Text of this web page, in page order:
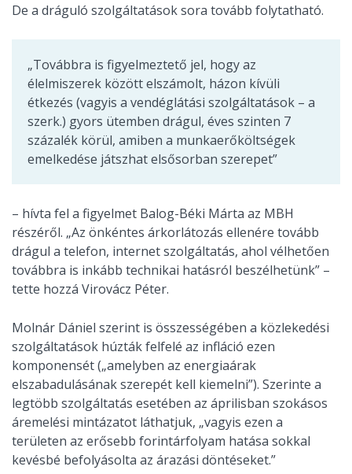
De a dráguló szolgáltatások sora tovább folytatható.
„Továbbra is figyelmeztető jel, hogy az
élelmiszerek között elszámolt, házon kívüli
étkezés (vagyis a vendéglátási szolgáltatások – a
szerk.) gyors ütemben drágul, éves szinten 7
százalék körül, amiben a munkaerőköltségek
emelkedése játszhat elsősorban szerepet”
– hívta fel a figyelmet Balog-Béki Márta az MBH
részéről. „Az önkéntes árkorlátozás ellenére tovább
drágul a telefon, internet szolgáltatás, ahol vélhetően
továbbra is inkább technikai hatásról beszélhetünk” –
tette hozzá Virovácz Péter.
Molnár Dániel szerint is összességében a közlekedési
szolgáltatások húzták felfelé az infláció ezen
komponensét („amelyben az energiaárak
elszabadulásának szerepét kell kiemelni”). Szerinte a
legtöbb szolgáltatás esetében az áprilisban szokásos
áremelési mintázatot láthatjuk, „vagyis ezen a
területen az erősebb forintárfolyam hatása sokkal
kevésbé befolyásolta az árazási döntéseket.”